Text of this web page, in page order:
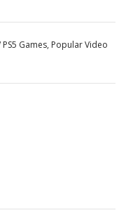
Games, Popular Video